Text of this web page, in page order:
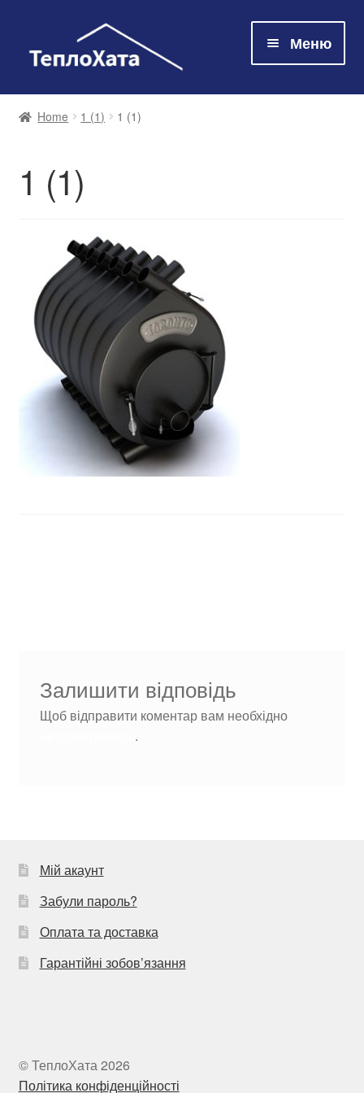
Меню
Магазин
Про нас
Контакти
Оплата та доставка
Home 1 (1) 1 (1)
1 (1)
Залишити відповідь
Щоб відправити коментар вам необхідно
.
Мій акаунт
Забули пароль?
Оплата та доставка
Гарантійні зобов’язання
© ТеплоХата 2026
Політика конфіденційності